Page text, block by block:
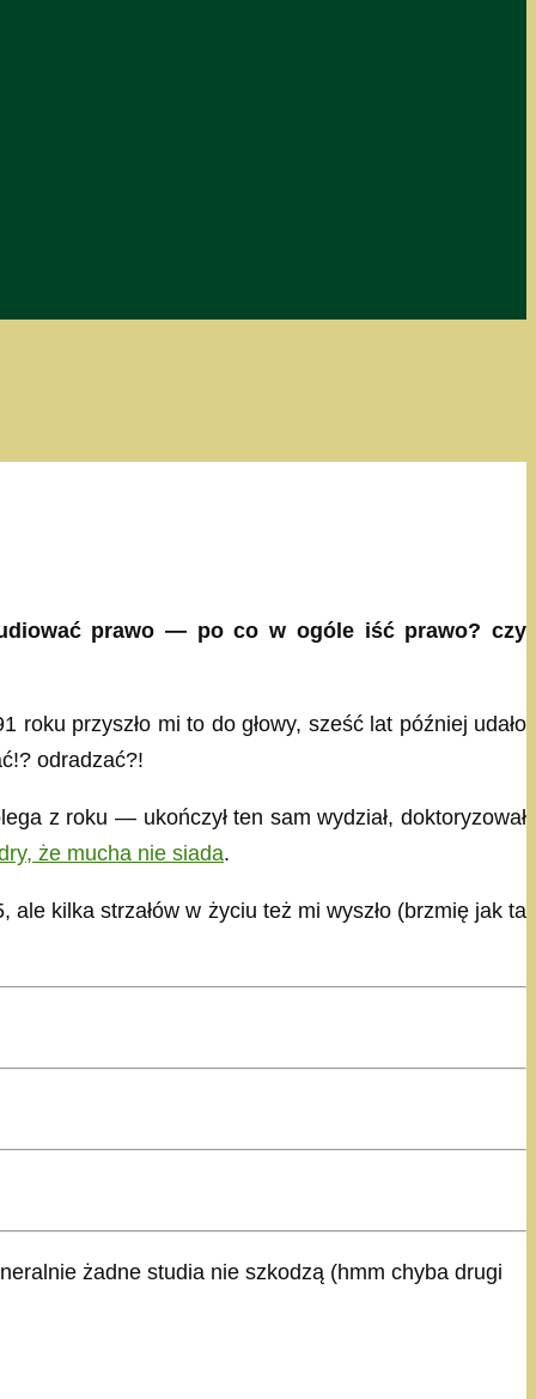
prawo — po co w ogóle iść prawo? czy
przyszło mi to do głowy, sześć lat później udało
odradzać?!
z roku — ukończył ten sam wydział, doktoryzował
że mucha nie siada.
ale kilka strzałów w życiu też mi wyszło (brzmię jak ta
żadne studia nie szkodzą (hmm chyba drugi